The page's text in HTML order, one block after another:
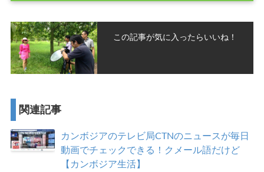
この記事が気に入ったらいいね！
関連記事
カンボジアのテレビ局CTNのニュースが毎日
動画でチェックできる！クメール語だけど
【カンボジア生活】